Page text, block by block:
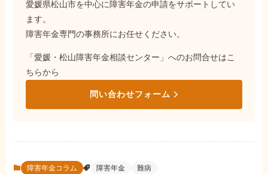
愛媛県松山市を中心に障害年金の申請をサポートしてい
ます。
障害年金専門の事務所にお任せください。
「愛媛・松山障害年金相談センター」へのお問合せはこ
ちらから
問い合わせフォーム
障害年金コラム 障害年金 難病